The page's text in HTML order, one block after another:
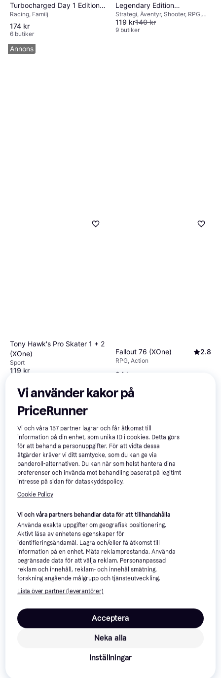
Turbocharged Day 1 Edition
(XOne)
Racing, Familj
174 kr
6 butiker
Legendary Edition
(XOne)
Strategi, Äventyr, Shooter, RPG,
Action
119 kr140 kr
9 butiker
Tony Hawk's Pro Skater 1 + 2
(XOne)
Sport
119 kr
Fallout 76 (XOne) 2.8
RPG, Action
24 kr
Watch Dogs: Legion
(XOne)
3.6
Äventyr, Action
79 kr
9+ butiker
Maneater (XOne)
39 kr
9+ butiker
Annons
Vi använder kakor på
PriceRunner
Vi och våra157 partner lagrar och får åtkomst till
information på din enhet, som unika ID i cookies. Detta görs
för att behandla personuppgifter. För att vidta dessa
åtgärder kräver vi ditt samtycke, som du kan ge via
banderoll-alternativen. Du kan när som helst hantera dina
preferenser och invända mot behandling baserat på legitimt
intresse på sidan för dataskyddspolicy.
Cookie Policy
Vi och våra partners behandlar data för att tillhandahålla
Använda exakta uppgifter om geografisk positionering.
Aktivt läsa av enhetens egenskaper för
identifieringsändamål. Lagra och/eller få åtkomst till
information på en enhet. Mäta reklamprestanda. Använda
begränsade data för att välja reklam. Personanpassad
reklam och innehåll, reklam- och innehållsmätning,
forskning angående målgrupp och tjänsteutveckling.
Lista över partner (leverantörer)
Neka alla
Acceptera
Inställningar